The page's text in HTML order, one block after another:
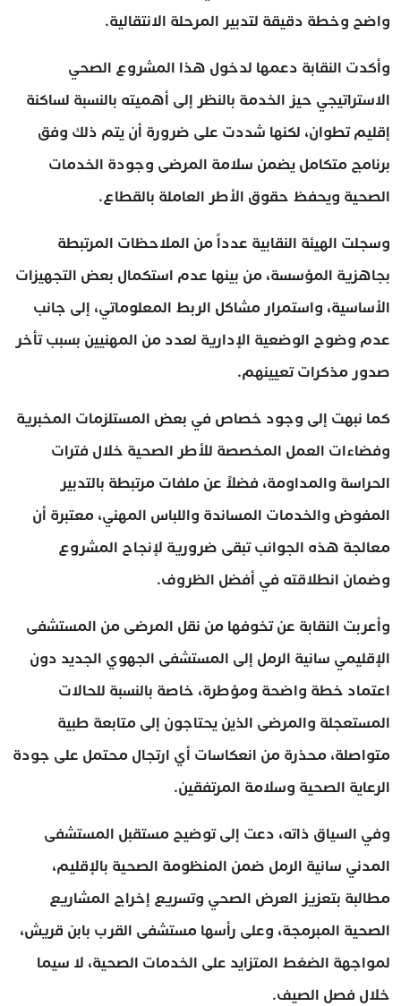
واضح وخطة دقيقة لتدبير المرحلة الانتقالية.
وأكدت النقابة دعمها لدخول هذا المشروع الصحي
الاستراتيجي حيز الخدمة بالنظر إلى أهميته بالنسبة لساكنة
إقليم تطوان، لكنها شددت على ضرورة أن يتم ذلك وفق
برنامج متكامل يضمن سلامة المرضى وجودة الخدمات
الصحية ويحفظ حقوق الأطر العاملة بالقطاع.
وسجلت الهيئة النقابية عدداً من الملاحظات المرتبطة
بجاهزية المؤسسة، من بينها عدم استكمال بعض التجهيزات
الأساسية، واستمرار مشاكل الربط المعلوماتي، إلى جانب
عدم وضوح الوضعية الإدارية لعدد من المهنيين بسبب تأخر
صدور مذكرات تعيينهم.
كما نبهت إلى وجود خصاص في بعض المستلزمات المخبرية
وفضاءات العمل المخصصة للأطر الصحية خلال فترات
الحراسة والمداومة، فضلاً عن ملفات مرتبطة بالتدبير
المفوض والخدمات المساندة واللباس المهني، معتبرة أن
معالجة هذه الجوانب تبقى ضرورية لإنجاح المشروع
وضمان انطلاقته في أفضل الظروف.
وأعربت النقابة عن تخوفها من نقل المرضى من المستشفى
الإقليمي سانية الرمل إلى المستشفى الجهوي الجديد دون
اعتماد خطة واضحة ومؤطرة، خاصة بالنسبة للحالات
المستعجلة والمرضى الذين يحتاجون إلى متابعة طبية
متواصلة، محذرة من انعكاسات أي ارتجال محتمل على جودة
الرعاية الصحية وسلامة المرتفقين.
وفي السياق ذاته، دعت إلى توضيح مستقبل المستشفى
المدني سانية الرمل ضمن المنظومة الصحية بالإقليم،
مطالبة بتعزيز العرض الصحي وتسريع إخراج المشاريع
الصحية المبرمجة، وعلى رأسها مستشفى القرب بابن قريش،
لمواجهة الضغط المتزايد على الخدمات الصحية، لا سيما
خلال فصل الصيف.